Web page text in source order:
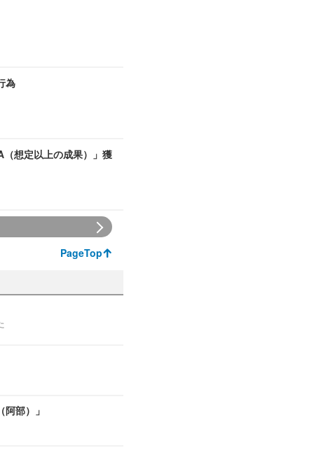
為
想定以上の成果）」獲
PageTop
部）」